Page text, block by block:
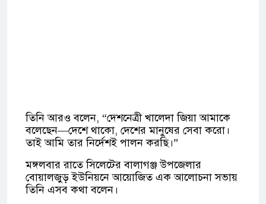
তিনি আরও বলেন, “দেশনেত্রী খালেদা জিয়া আমাকে
বলেছেন—দেশে থাকো, দেশের মানুষের সেবা করো।
তাই আমি তার নির্দেশই পালন করছি।”
মঙ্গলবার রাতে সিলেটের বালাগঞ্জ উপজেলার
বোয়ালজুড় ইউনিয়নে আয়োজিত এক আলোচনা সভায়
তিনি এসব কথা বলেন।